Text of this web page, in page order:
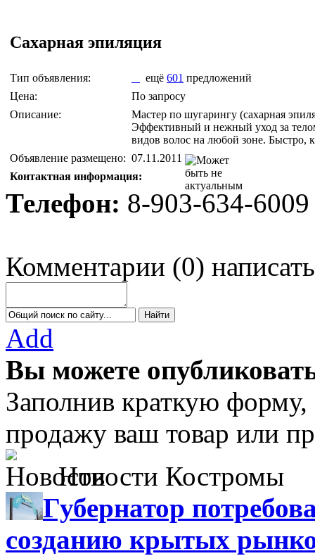
Сахарная эпиляция
Тип объявления: ещё 601 предложений
Цена:
По запросу
Описание:
Мастер по шугарингу (сахарная
Эффективный и нежный уход за
видов волос на любой зоне. Быстро,
Объявление размещено: 07.11.2011
Контактная информация:
Телефон: 8-903-634-6009
Комментарии (0) написать
Add
Вы можете
Заполнив краткую
продажу ваш товар или
Новости Костромы
Губернатор
созданию крытых